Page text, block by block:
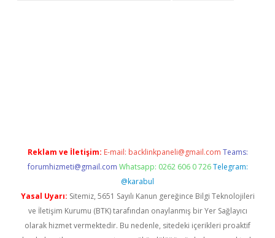
Reklam ve İletişim: E-mail: backlinkpaneli@gmail.com Teams:
forumhizmeti@gmail.com Whatsapp: 0262 606 0 726 Telegram:
@karabul
Yasal Uyarı: Sitemiz, 5651 Sayılı Kanun gereğince Bilgi Teknolojileri
ve İletişim Kurumu (BTK) tarafından onaylanmış bir Yer Sağlayıcı
olarak hizmet vermektedir. Bu nedenle, sitedeki içerikleri proaktif